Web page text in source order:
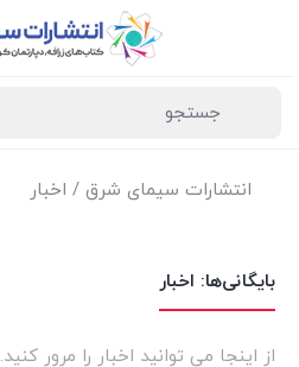
انتشارات سیمای شرق / اخبار
بایگانی‌ها: اخبار
از اینجا می توانید اخبار را مرور کنید.